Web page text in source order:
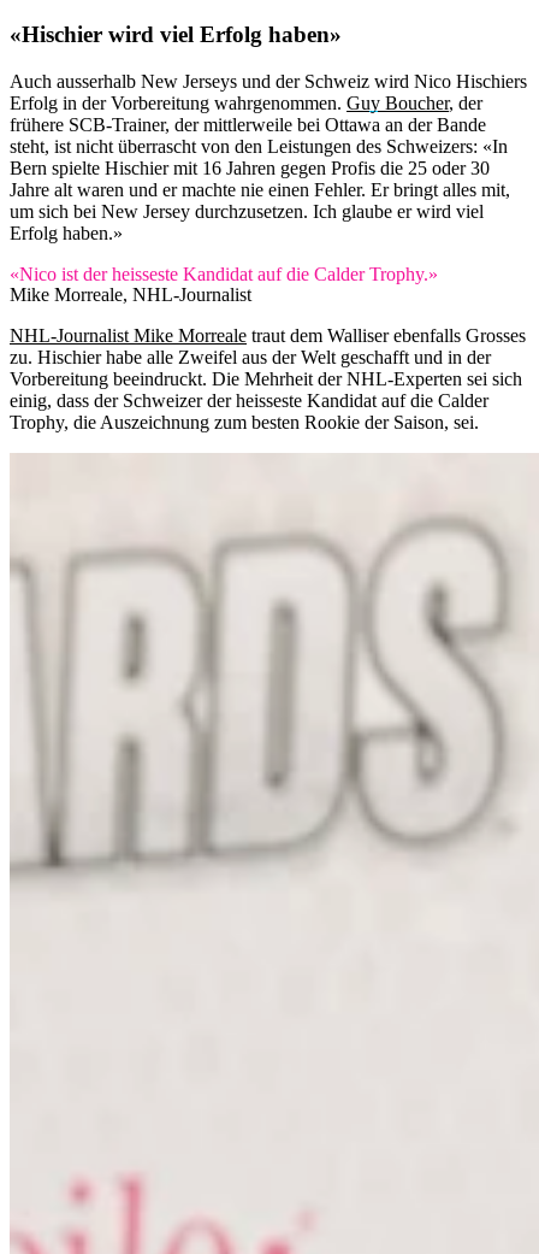
«Hischier wird viel Erfolg haben»
Auch ausserhalb New Jerseys und der Schweiz wird Nico Hischiers
Erfolg in der Vorbereitung wahrgenommen. Guy Boucher, der
frühere SCB-Trainer, der mittlerweile bei Ottawa an der Bande
steht, ist nicht überrascht von den Leistungen des Schweizers: «In
Bern spielte Hischier mit 16 Jahren gegen Profis die 25 oder 30
Jahre alt waren und er machte nie einen Fehler. Er bringt alles mit,
um sich bei New Jersey durchzusetzen. Ich glaube er wird viel
Erfolg haben.»
«Nico ist der heisseste Kandidat auf die Calder Trophy.»
Mike Morreale, NHL-Journalist
NHL-Journalist Mike Morreale traut dem Walliser ebenfalls Grosses
zu. Hischier habe alle Zweifel aus der Welt geschafft und in der
Vorbereitung beeindruckt. Die Mehrheit der NHL-Experten sei sich
einig, dass der Schweizer der heisseste Kandidat auf die Calder
Trophy, die Auszeichnung zum besten Rookie der Saison, sei.